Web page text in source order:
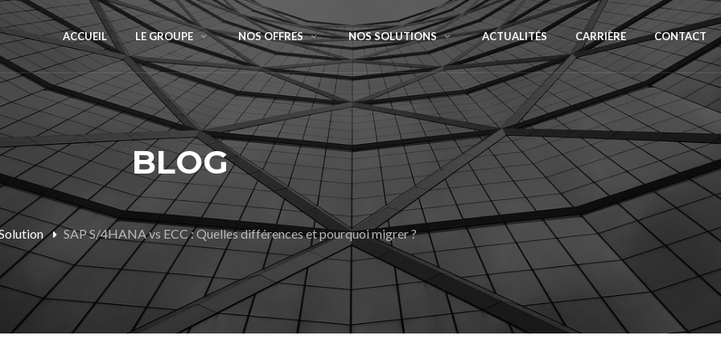
ACCUEIL LE GROUPE NOS OFFRES NOS SOLUTIONS ACTUALITÉS CARRIÈRE CONTACT
BLOG
SAP S/4HANA vs ECC : Quelles différences et pourquoi migrer ?